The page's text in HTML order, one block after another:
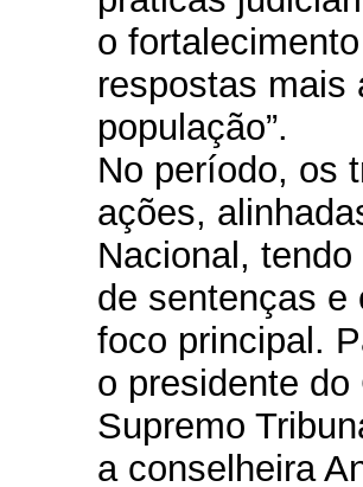
o
respostas mais
população”.
No período, os
ações,
Nacional,
de sentenças e
foco principal.
o presidente
Supremo
a conselheira